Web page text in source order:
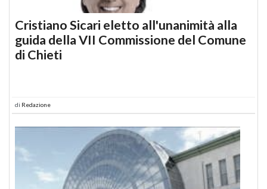
Cristiano Sicari eletto all'unanimità alla
guida della VII Commissione del Comune
di Chieti
di Redazione